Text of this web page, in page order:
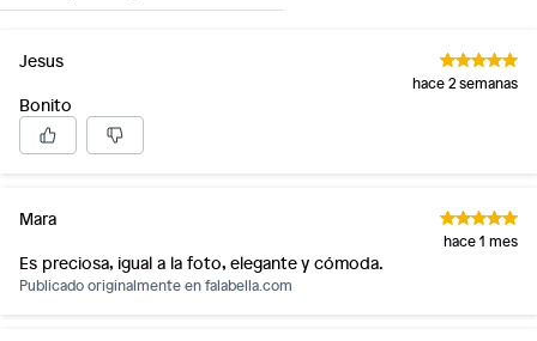
Jesus
hace 2 semanas
Bonito
Mara
hace 1 mes
Es preciosa, igual a la foto, elegante y cómoda.
Publicado originalmente enfalabella.com